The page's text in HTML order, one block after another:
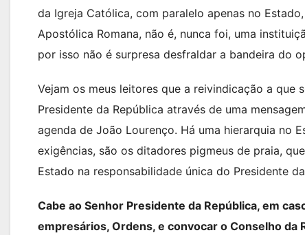
da Igreja Católica, com paralelo apenas no
Apostólica Romana, não é, nunca foi, uma
por isso não é surpresa desfraldar a bandeira do
Vejam os meus leitores que a reivindicação a
Presidente da República através de uma
agenda de João Lourenço. Há uma hierarquia no
exigências, são os ditadores pigmeus de praia,
Estado na responsabilidade única do Presidente
Cabe ao Senhor Presidente da República, em
empresários, Ordens, e convocar o Conselho